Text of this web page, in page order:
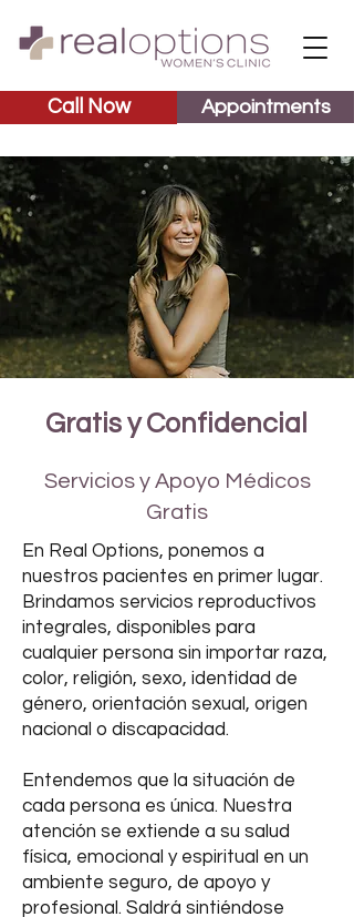
Appointments
Call Now
Gratis y Confidencial
Servicios y Apoyo Médicos
Gratis
En Real Options, ponemos a
nuestros pacientes en primer lugar.
Brindamos servicios reproductivos
integrales, disponibles para
cualquier persona sin importar raza,
color, religión, sexo, identidad de
género, orientación sexual, origen
nacional o discapacidad.
Entendemos que la situación de
cada persona es única. Nuestra
atención se extiende a su salud
física, emocional y espiritual en un
ambiente seguro, de apoyo y
profesional. Saldrá sintiéndose